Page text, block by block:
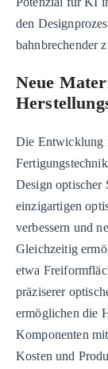
den
bahnbrechender
Neue
Die Entwicklung
Design optischer
einzigartigen
verbessern und
Gleichzeitig
etwa
präziserer
ermöglichen die
Komponenten
Kosten und